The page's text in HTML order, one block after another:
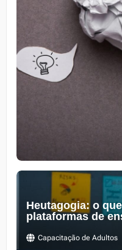
Heutagogia: o
plataformas de
Capacitação de Adultos